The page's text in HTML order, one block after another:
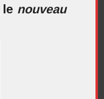
le nouveau